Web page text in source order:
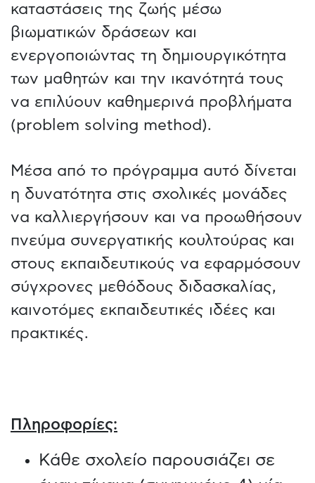
καταστάσεις της ζωής μέσω
βιωματικών δράσεων και
ενεργοποιώντας τη δημιουργικότητα
των μαθητών και την ικανότητά τους
να επιλύουν καθημερινά προβλήματα
(problem solving method).
Μέσα από το πρόγραμμα αυτό δίνεται
η δυνατότητα στις σχολικές μονάδες
να καλλιεργήσουν και να προωθήσουν
πνεύμα συνεργατικής κουλτούρας και
στους εκπαιδευτικούς να εφαρμόσουν
σύγχρονες μεθόδους διδασκαλίας,
καινοτόμες εκπαιδευτικές ιδέες και
πρακτικές.
Πληροφορίες:
Κάθε σχολείο παρουσιάζει σε